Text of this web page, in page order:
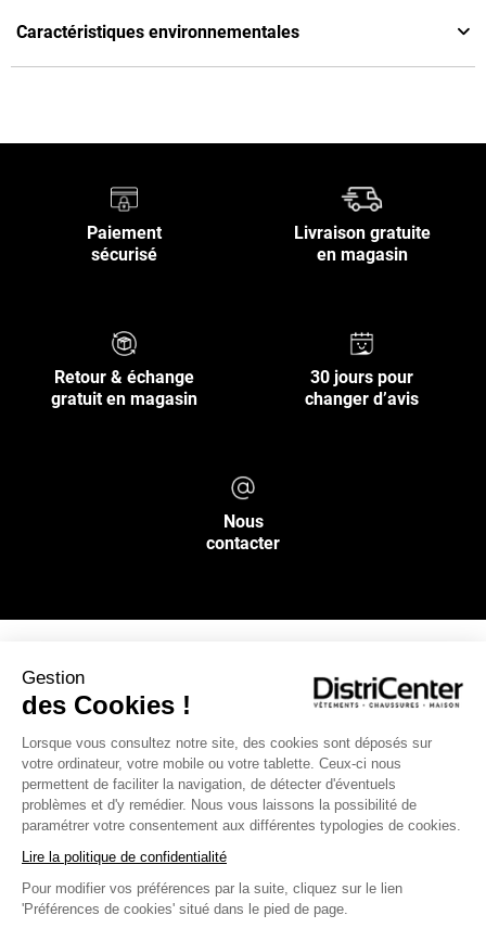
Gestion
des Cookies !
Lorsque vous consultez notre site, des cookies sont déposés sur
votre ordinateur, votre mobile ou votre tablette. Ceux-ci nous
permettent de faciliter la navigation, de détecter d'éventuels
problèmes et d'y remédier. Nous vous laissons la possibilité de
paramétrer votre consentement aux différentes typologies de cookies.
Lire la politique de confidentialité
Pour modifier vos préférences par la suite, cliquez sur le lien
'Préférences de cookies' situé dans le pied de page.
Caractéristiques environnementales
Paiement
sécurisé
Livraison gratuite
en magasin
Retour & échange
gratuit en magasin
30 jours pour
changer d’avis
Nous
contacter
INFOS PRATIQUES
L’ENSEIGNE DISTRICENTER